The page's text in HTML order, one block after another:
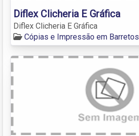
Diflex Clicheria E Gráfica
Diflex Clicheria E Gráfica
Cópias e Impressão em Barretos